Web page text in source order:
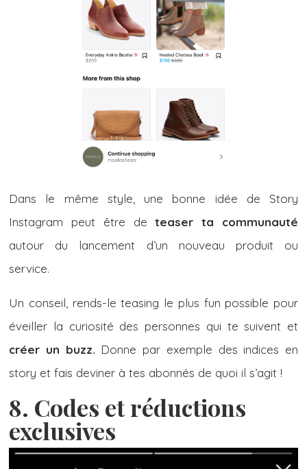
Dans le même style, une bonne idée de Story
Instagram peut être de teaser ta communauté
autour du lancement d’un nouveau produit ou
service.
Un conseil, rends-le teasing le plus fun possible pour
éveiller la curiosité des personnes qui te suivent et
créer un buzz. Donne par exemple des indices en
story et fais deviner à tes abonnés de quoi il s’agit !
8. Codes et réductions
exclusives